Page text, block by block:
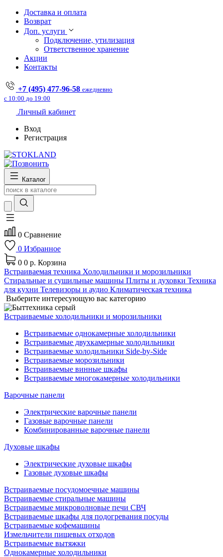
Доставка и оплата
Возврат
Доп. услуги
Подключение, утилизация
Ответственное хранение
Акции
Контакты
+7 (495) 477-96-58 ежедневно
с 10:00 до 19:00
Личный кабинет
Вход
Регистрация
Каталог
0 Сравнение
0 Избранное
0 0 р. Корзина
Встраиваемая техника Холодильники и морозильники
Стиральные и сушильные машины Плиты и духовки Техника
для кухни Телевизоры и аудио Климатическая техника
Выберите интересующую вас категорию
Встраиваемые холодильники и морозильники
Встраиваемые однокамерные холодильники
Встраиваемые двухкамерные холодильники
Встраиваемые холодильники Side-by-Side
Встраиваемые морозильники
Встраиваемые винные шкафы
Встраиваемые многокамерные холодильники
Варочные панели
Электрические варочные панели
Газовые варочные панели
Комбинированные варочные панели
Духовые шкафы
Электрические духовые шкафы
Газовые духовые шкафы
Встраиваемые посудомоечные машины
Встраиваемые стиральные машины
Встраиваемые микроволновые печи СВЧ
Встраиваемые шкафы для подогревания посуды
Встраиваемые кофемашины
Измельчители пищевых отходов
Встраиваемые вытяжки
Однокамерные холодильники